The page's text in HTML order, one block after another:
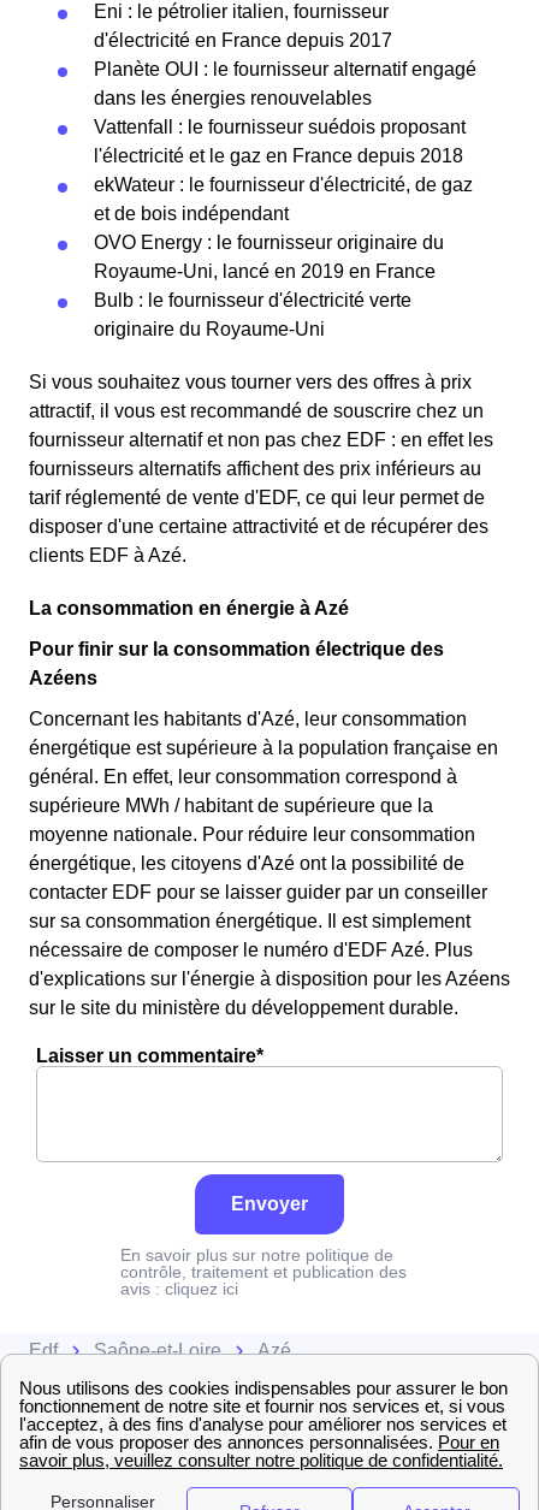
Eni : le pétrolier italien, fournisseur
d'électricité en France depuis 2017
Planète OUI : le fournisseur alternatif engagé
dans les énergies renouvelables
Vattenfall : le fournisseur suédois proposant
l'électricité et le gaz en France depuis 2018
ekWateur : le fournisseur d'électricité, de gaz
et de bois indépendant
OVO Energy : le fournisseur originaire du
Royaume-Uni, lancé en 2019 en France
Bulb : le fournisseur d'électricité verte
originaire du Royaume-Uni
Si vous souhaitez vous tourner vers des offres à prix
attractif, il vous est recommandé de souscrire chez un
fournisseur alternatif et non pas chez EDF : en effet les
fournisseurs alternatifs affichent des prix inférieurs au
tarif réglementé de vente d'EDF, ce qui leur permet de
disposer d'une certaine attractivité et de récupérer des
clients EDF à Azé.
La consommation en énergie à Azé
Pour finir sur la consommation électrique des
Azéens
Concernant les habitants d'Azé, leur consommation
énergétique est supérieure à la population française en
général. En effet, leur consommation correspond à
supérieure MWh / habitant de supérieure que la
moyenne nationale. Pour réduire leur consommation
énergétique, les citoyens d'Azé ont la possibilité de
contacter EDF pour se laisser guider par un conseiller
sur sa consommation énergétique. Il est simplement
nécessaire de composer le numéro d'EDF Azé. Plus
d'explications sur l'énergie à disposition pour les Azéens
sur le site du ministère du développement durable.
Laisser un commentaire*
Envoyer
En savoir plus sur notre politique de
contrôle, traitement et publication des
avis : cliquez ici
Edf Saône-et-Loire Azé